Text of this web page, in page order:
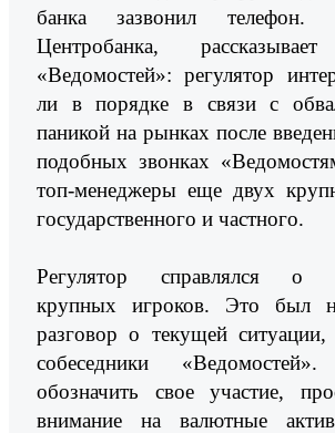
банка зазвонил телефон.
Центробанка,
«Ведомостей»: регулятор
ли в порядке в связи с
паникой на рынках после
подобных звонках
топ-менеджеры еще двух
государственного и частного.
Регулятор справлялся о
крупных игроков. Это был
разговор о текущей ситуации,
собеседники
обозначить свое участие,
внимание на валютные